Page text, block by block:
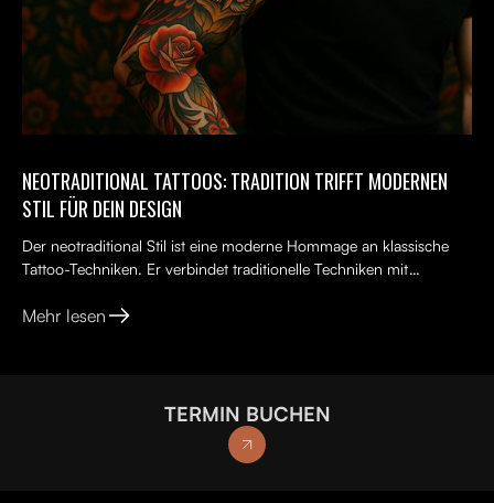
NEOTRADITIONAL TATTOOS: TRADITION TRIFFT MODERNEN
STIL FÜR DEIN DESIGN
Der neotraditional Stil ist eine moderne Hommage an klassische
Tattoo-Techniken. Er verbindet traditionelle Techniken mit
Mehr lesen
TERMIN BUCHEN